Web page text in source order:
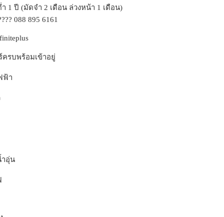
1 ปี (มัดจำ 2 เดือน ล่วงหน้า 1 เดือน)
088 895 6161
ครบพร้อมเข้าอยู่
ฟ้า
ำอุ่น